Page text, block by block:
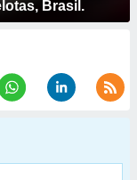
Brasil.